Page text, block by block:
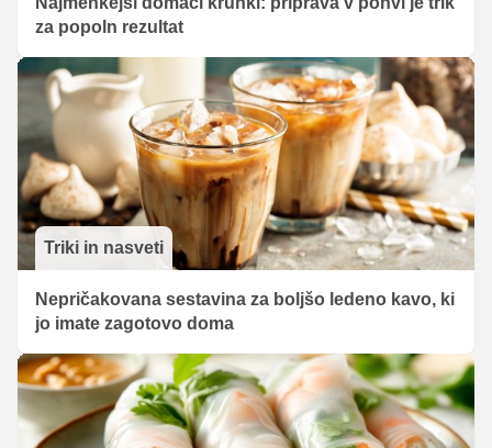
za popoln rezultat
Triki in nasveti
Nepričakovana sestavina za boljšo ledeno kavo, ki
jo imate zagotovo doma